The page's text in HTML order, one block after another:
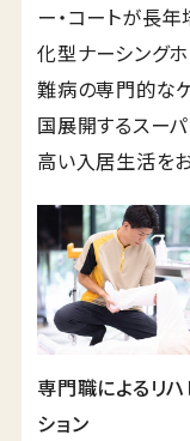
ー・コートが長
化型ナーシング
難病の専門的なケ
国展開するスー
高い入居生活をお
専門職によるリハ
ション